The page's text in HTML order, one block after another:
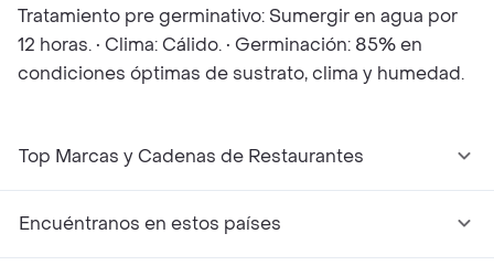
Tratamiento pre germinativo: Sumergir en agua por
12 horas. • Clima: Cálido. • Germinación: 85% en
condiciones óptimas de sustrato, clima y humedad.
Top Marcas y Cadenas de Restaurantes
Encuéntranos en estos países